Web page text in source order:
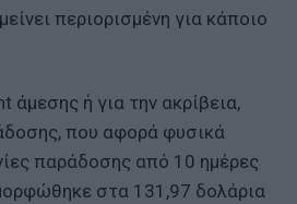
περιορισμένη για κάποιο
άμεσης ή για την ακρίβεια,
που αφορά φυσικά
παράδοσης από 10 ημέρες
στα 131,97 δολάρια